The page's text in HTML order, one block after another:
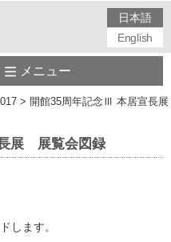
日本語
English
メニュー
> 開館35周年記念Ⅲ 本居宣
展 展覧会図録
します。